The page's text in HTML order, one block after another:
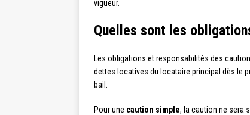
vigueur.
Quelles sont les
Les obligations et responsabilités des
dettes locatives du locataire principal dès le
bail.
Pour une caution simple, la caution ne sera